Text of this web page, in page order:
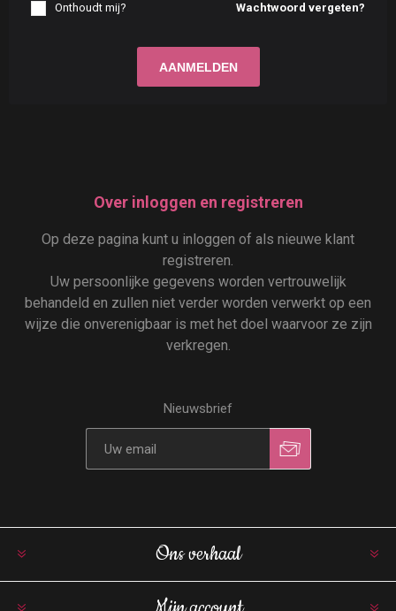
Wachtwoord vergeten?
Onthoudt mij?
Over inloggen en registreren
Op deze pagina kunt u inloggen of als nieuwe klant
registreren.
Uw persoonlijke gegevens worden vertrouwelijk
behandeld en zullen niet verder worden verwerkt op een
wijze die onverenigbaar is met het doel waarvoor ze zijn
verkregen.
Nieuwsbrief
Ons verhaal